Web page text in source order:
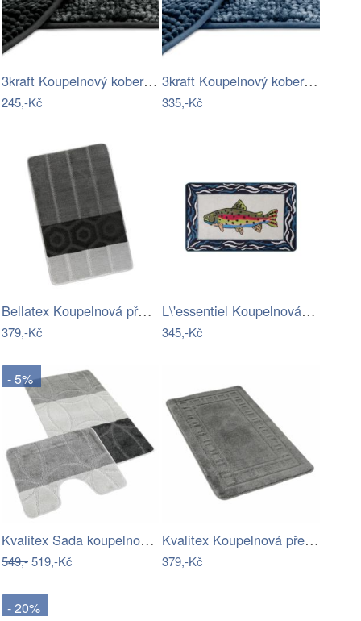
3kraft Koupelnový koberec Bati tmavě…
245,-Kč
3kraft Koupelnový koberec Bati I tmavě…
335,-Kč
Bellatex Koupelnová předložka Bany…
379,-Kč
L\'essentiel Koupelnová předložka…
345,-Kč
- 5%
Kvalitex Sada koupelnových předložek…
549,-519,-Kč
Kvalitex Koupelnová předložka Rám šedá,…
379,-Kč
- 20%